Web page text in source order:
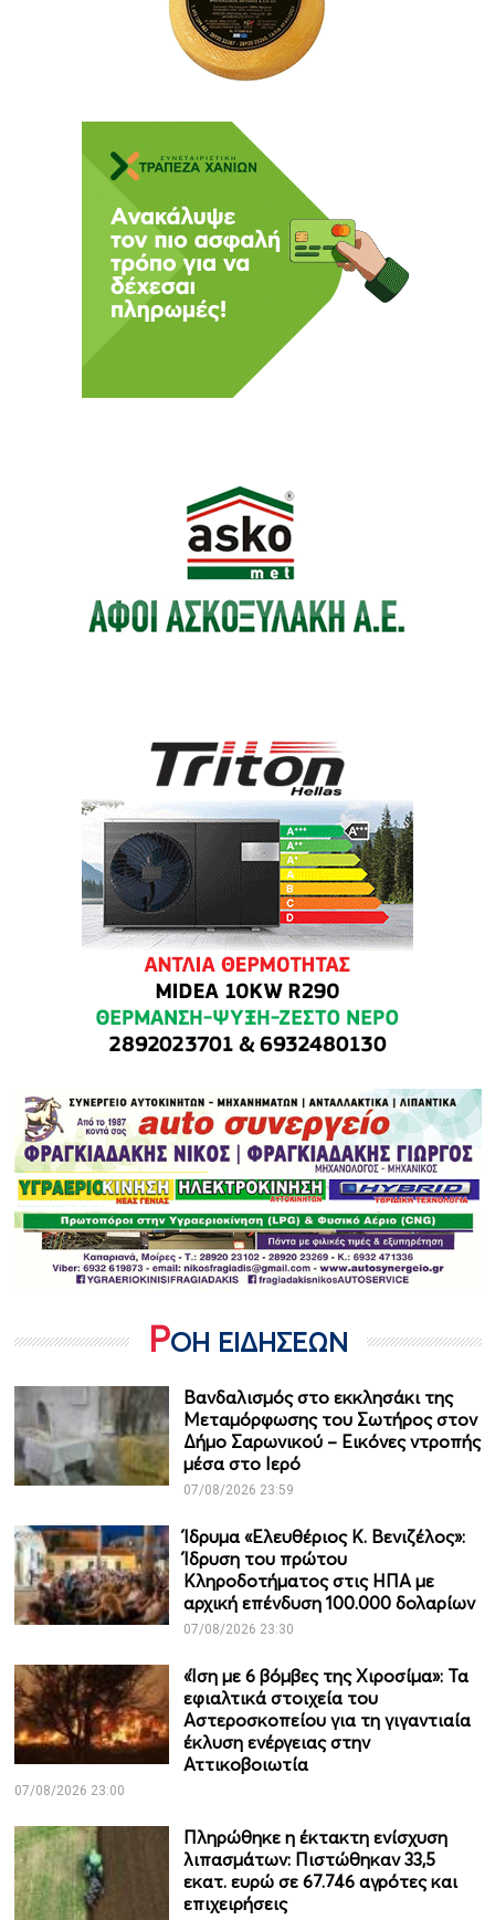
ΡΟΗ ΕΙΔΗΣΕΩΝ
Βανδαλισμός στο εκκλησάκι της
Μεταμόρφωσης του Σωτήρος στον
Δήμο Σαρωνικού – Εικόνες ντροπής
μέσα στο Ιερό
07/08/2026 23:59
Ίδρυμα «Ελευθέριος Κ. Βενιζέλος»:
Ίδρυση του πρώτου
Κληροδοτήματος στις ΗΠΑ με
αρχική επένδυση 100.000 δολαρίων
07/08/2026 23:30
«Ίση με 6 βόμβες της Χιροσίμα»: Τα
εφιαλτικά στοιχεία του
Αστεροσκοπείου για τη γιγαντιαία
έκλυση ενέργειας στην
Αττικοβοιωτία
07/08/2026 23:00
Πληρώθηκε η έκτακτη ενίσχυση
λιπασμάτων: Πιστώθηκαν 33,5
εκατ. ευρώ σε 67.746 αγρότες και
επιχειρήσεις